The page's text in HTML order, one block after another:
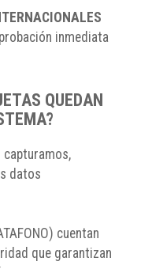
inmediata
QUEDAN
capturamos,
datos
cuentan
que garantizan